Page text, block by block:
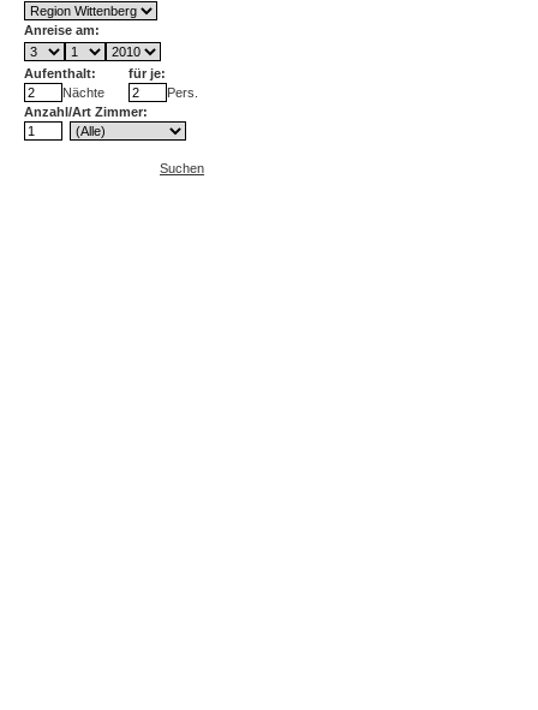
Anreise am:
Aufenthalt:
für je:
Nächte
Pers.
Anzahl/Art Zimmer:
Suchen